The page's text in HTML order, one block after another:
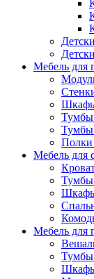
Мебель для
Тумбы
Полки
Мебель для
Тумбы
Мебель для